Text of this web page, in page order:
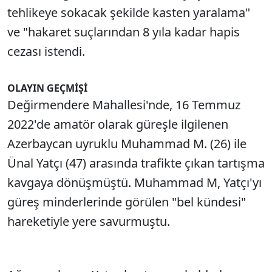
tehlikeye sokacak şekilde kasten yaralama"
ve "hakaret suçlarından 8 yıla kadar hapis
cezası istendi.
OLAYIN GEÇMİŞİ
Değirmendere Mahallesi'nde, 16 Temmuz
2022'de amatör olarak güreşle ilgilenen
Azerbaycan uyruklu Muhammad M. (26) ile
Ünal Yatçı (47) arasında trafikte çıkan tartışma
kavgaya dönüşmüştü. Muhammad M, Yatçı'yı
güreş minderlerinde görülen "bel kündesi"
hareketiyle yere savurmuştu.